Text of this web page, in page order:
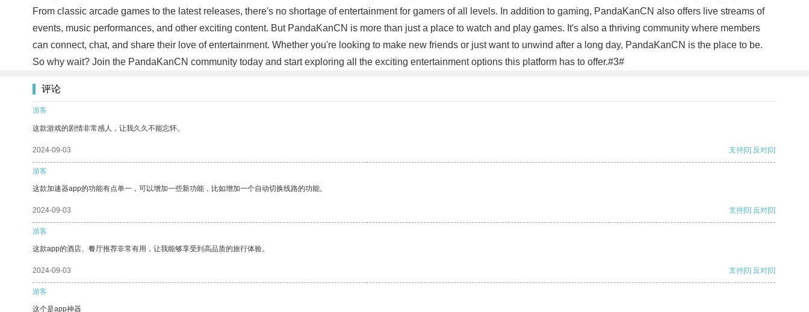
From classic arcade games to the latest releases, there's no shortage of entertainment for gamers of all levels. In addition to gaming, PandaKanCN also offers live streams of
events, music performances, and other exciting content. But PandaKanCN is more than just a place to watch and play games. It's also a thriving community where members
can connect, chat, and share their love of entertainment. Whether you're looking to make new friends or just want to unwind after a long day, PandaKanCN is the place to be.
So why wait? Join the PandaKanCN community today and start exploring all the exciting entertainment options this platform has to offer.#3#
评论
游客
这款游戏的剧情非常感人，让我久久不能忘怀。
2024-09-03 支持[0] 反对[0]
游客
这款加速器app的功能有点单一，可以增加一些新功能，比如增加一个自动切换线路的功能。
2024-09-03 支持[0] 反对[0]
游客
这款app的酒店、餐厅推荐非常有用，让我能够享受到高品质的旅行体验。
2024-09-03 支持[0] 反对[0]
游客
这个是app神器